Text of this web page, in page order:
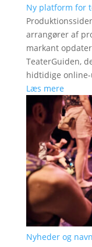
Ny platform for
arrangører af
markant
TeaterGuiden,
hidtidige online-
Læs mere
Nyheder og